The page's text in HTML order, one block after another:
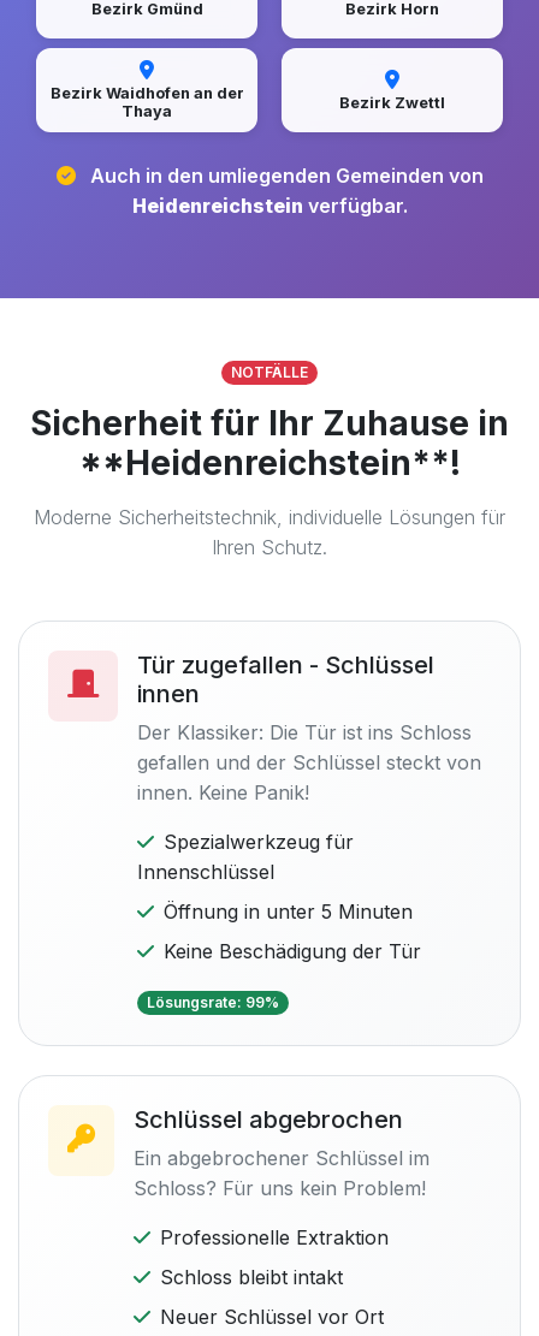
Bezirk Gmünd Bezirk Horn
Bezirk Waidhofen an der
Thaya
Bezirk Zwettl
Auch in den umliegenden Gemeinden von
Heidenreichstein verfügbar.
NOTFÄLLE
Sicherheit für Ihr Zuhause in
**Heidenreichstein**!
Moderne Sicherheitstechnik, individuelle Lösungen für
Ihren Schutz.
Tür zugefallen - Schlüssel
innen
Der Klassiker: Die Tür ist ins Schloss
gefallen und der Schlüssel steckt von
innen. Keine Panik!
Spezialwerkzeug für
Innenschlüssel
Öffnung in unter 5 Minuten
Keine Beschädigung der Tür
Lösungsrate: 99%
Schlüssel abgebrochen
Ein abgebrochener Schlüssel im
Schloss? Für uns kein Problem!
Professionelle Extraktion
Schloss bleibt intakt
Neuer Schlüssel vor Ort